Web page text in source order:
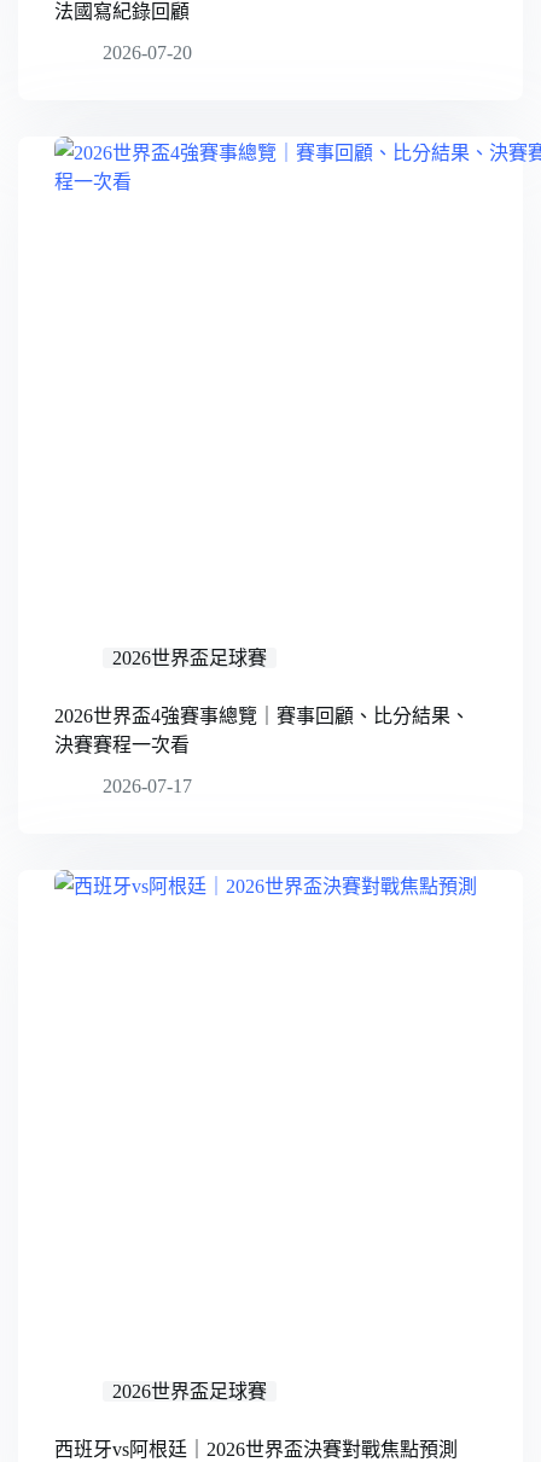
法國寫紀錄回顧
2026-07-20
2026世界盃足球賽
2026世界盃4強賽事總覽｜賽事回顧、比分結果、
決賽賽程一次看
2026-07-17
2026世界盃足球賽
西班牙vs阿根廷｜2026世界盃決賽對戰焦點預測